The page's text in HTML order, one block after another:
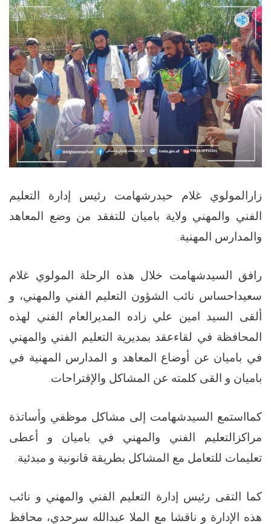
زارالمولوي غلام حيدرشهامت رئيس إدارة التعليم
الفني والمهني ولاية باميان للتفقد من وضع المعاهد
والمدارس المهنية.
رافق السيدشهامت خلال هذه الرحلة المولوي غلام
سعيداحساس نائب الشؤون التعليم الفني والمهني، و
ألقى السيد امين علي زاده المديرالعام الفني لهذه
المحافظة في لقاءعقد بمديرية التعليم الفني والمهني
في باميان عن أوضاع المعاهد و المدارس المهنية في
باميان و القى كلمته عن المشاكل والإقتراحات.
كمااستمع السيدشهامت إلى مشاكل موظفي وأساتذة
مراكزالتعليم الفني والمهني في باميان و أعطى
تعليمات للتعامل مع المشاكل بطريقة قانونية و مبدئية.
كما التقى رئيس إدارة التعليم الفني والمهني و نائب
هذه الإدارة و ناقشا مع الملا عبدالله سرحدي، محافظ